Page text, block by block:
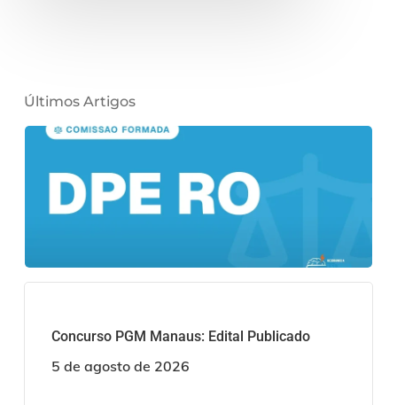
Últimos Artigos
Concurso PGM Manaus: Edital Publicado
5 de agosto de 2026